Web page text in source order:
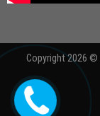
Copyright 2026 ©